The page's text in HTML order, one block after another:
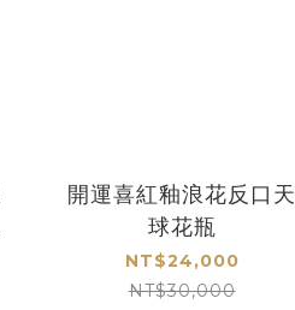
開運喜紅釉浪花反口天
球花瓶
NT$24,000
NT$30,000